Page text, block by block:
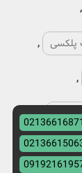
02136616871
,
پلکسی ,
,
پلکسی ,